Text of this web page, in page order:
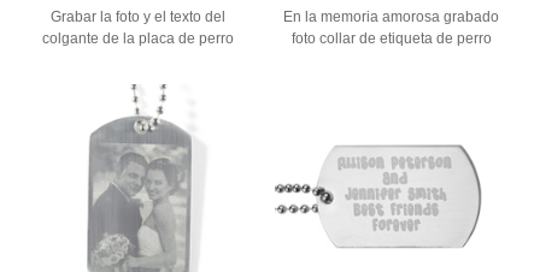
Grabar la foto y el texto del
colgante de la placa de perro
En la memoria amorosa grabado
foto collar de etiqueta de perro